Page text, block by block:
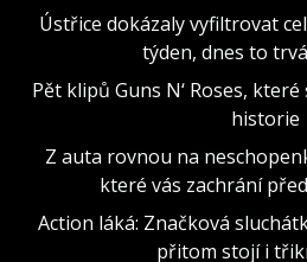
Ústřice dokázaly vyfiltrovat
týden, dnes to
Pět klipů Guns N‘ Roses,
historie
Z auta rovnou na
které vás zachrání
Action láká: Značková
přitom stojí i